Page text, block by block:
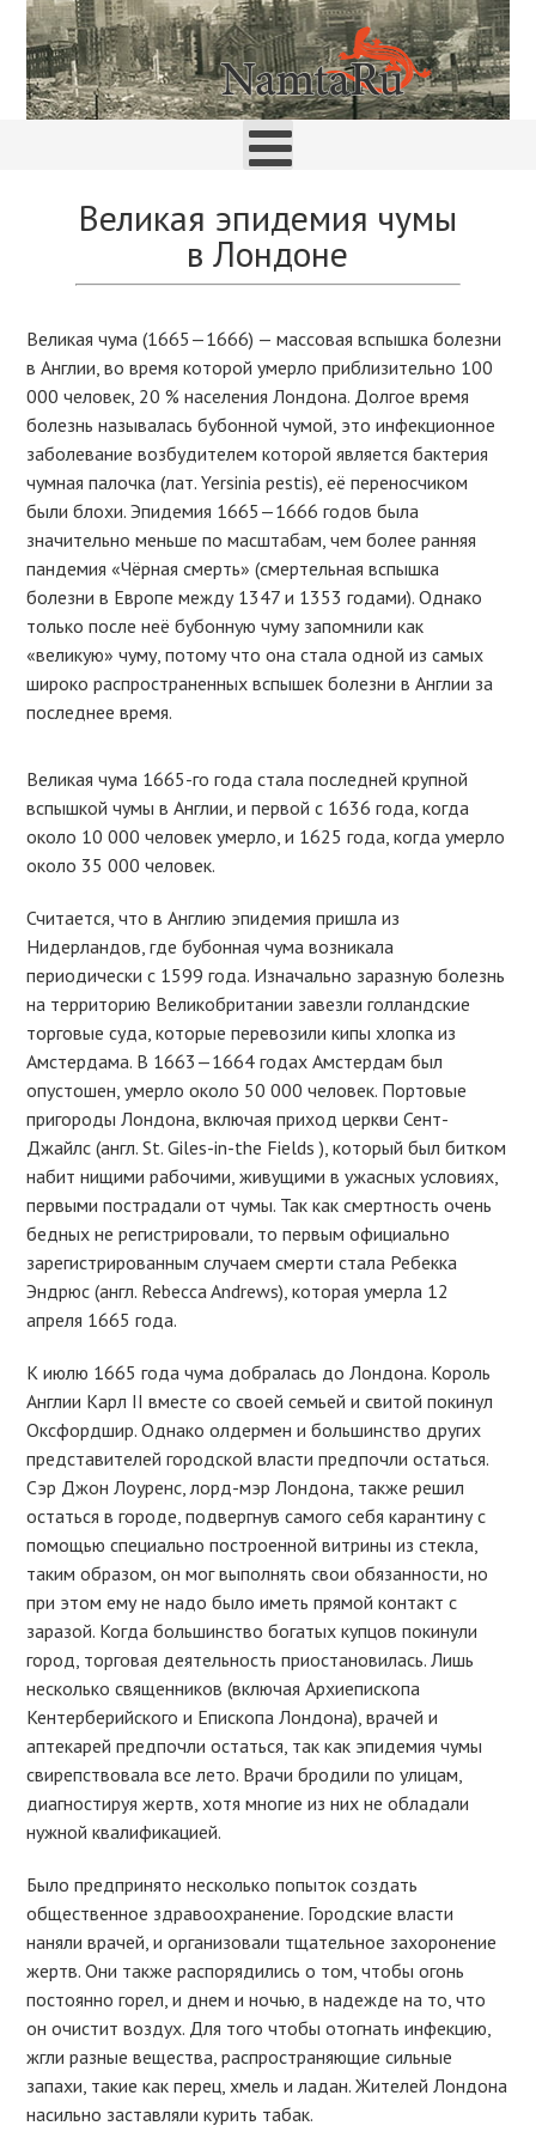
Великая эпидемия чумы
в Лондоне
Великая чума (1665—1666) — массовая вспышка болезни
в Англии, во время которой умерло приблизительно 100
000 человек, 20 % населения Лондона. Долгое время
болезнь называлась бубонной чумой, это инфекционное
заболевание возбудителем которой является бактерия
чумная палочка (лат. Yersinia pestis), её переносчиком
были блохи. Эпидемия 1665—1666 годов была
значительно меньше по масштабам, чем более ранняя
пандемия «Чёрная смерть» (смертельная вспышка
болезни в Европе между 1347 и 1353 годами). Однако
только после неё бубонную чуму запомнили как
«великую» чуму, потому что она стала одной из самых
широко распространенных вспышек болезни в Англии за
последнее время.
Великая чума 1665-го года стала последней крупной
вспышкой чумы в Англии, и первой с 1636 года, когда
около 10 000 человек умерло, и 1625 года, когда умерло
около 35 000 человек.
Считается, что в Англию эпидемия пришла из
Нидерландов, где бубонная чума возникала
периодически с 1599 года. Изначально заразную болезнь
на территорию Великобритании завезли голландские
торговые суда, которые перевозили кипы хлопка из
Амстердама. В 1663—1664 годах Амстердам был
опустошен, умерло около 50 000 человек. Портовые
пригороды Лондона, включая приход церкви Сент-
Джайлс (англ. St. Giles-in-the Fields ), который был битком
набит нищими рабочими, живущими в ужасных условиях,
первыми пострадали от чумы. Так как смертность очень
бедных не регистрировали, то первым официально
зарегистрированным случаем смерти стала Ребекка
Эндрюс (англ. Rebecca Andrews), которая умерла 12
апреля 1665 года.
К июлю 1665 года чума добралась до Лондона. Король
Англии Карл II вместе со своей семьей и свитой покинул
Оксфордшир. Однако олдермен и большинство других
представителей городской власти предпочли остаться.
Сэр Джон Лоуренс, лорд-мэр Лондона, также решил
остаться в городе, подвергнув самого себя карантину с
помощью специально построенной витрины из стекла,
таким образом, он мог выполнять свои обязанности, но
при этом ему не надо было иметь прямой контакт с
заразой. Когда большинство богатых купцов покинули
город, торговая деятельность приостановилась. Лишь
несколько священников (включая Архиепископа
Кентерберийского и Епископа Лондона), врачей и
аптекарей предпочли остаться, так как эпидемия чумы
свирепствовала все лето. Врачи бродили по улицам,
диагностируя жертв, хотя многие из них не обладали
нужной квалификацией.
Было предпринято несколько попыток создать
общественное здравоохранение. Городские власти
наняли врачей, и организовали тщательное захоронение
жертв. Они также распорядились о том, чтобы огонь
постоянно горел, и днем и ночью, в надежде на то, что
он очистит воздух. Для того чтобы отогнать инфекцию,
жгли разные вещества, распространяющие сильные
запахи, такие как перец, хмель и ладан. Жителей Лондона
насильно заставляли курить табак.